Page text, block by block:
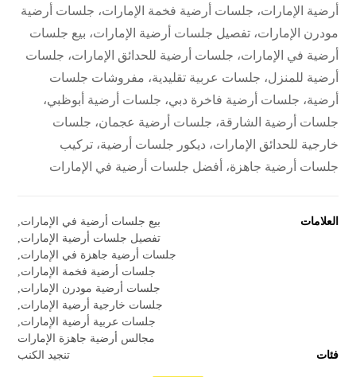
أرضية الإمارات، جلسات أرضية فخمة الإمارات، جلسات أرضية
مودرن الإمارات، تفصيل جلسات أرضية الإمارات، بيع جلسات
أرضية في الإمارات، جلسات أرضية للحدائق الإمارات، جلسات
أرضية للمنزل، جلسات عربية تقليدية، مفروشات جلسات
أرضية، جلسات أرضية فاخرة دبي، جلسات أرضية أبوظبي،
جلسات أرضية الشارقة، جلسات أرضية عجمان، جلسات
خارجية للحدائق الإمارات، ديكور جلسات أرضية، تركيب
جلسات أرضية جاهزة، أفضل جلسات أرضية في الإمارات
العلامات بيع جلسات أرضية في الإمارات,
تفصيل جلسات أرضية الإمارات,
جلسات أرضية جاهزة في الإمارات,
جلسات أرضية فخمة الإمارات,
جلسات أرضية مودرن الإمارات,
جلسات خارجية أرضية الإمارات,
جلسات عربية أرضية الإمارات,
مجالس أرضية جاهزة الإمارات
فئات
تنجيد الكنب